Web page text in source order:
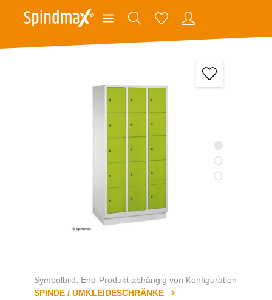
Symbolbild: End-Produkt abhängig von Konfiguration
SPINDE / UMKLEIDESCHRÄNKE